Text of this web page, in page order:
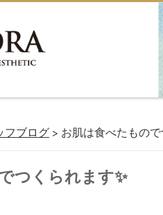
フブログ > お肌は食べたもの
つくられます✨